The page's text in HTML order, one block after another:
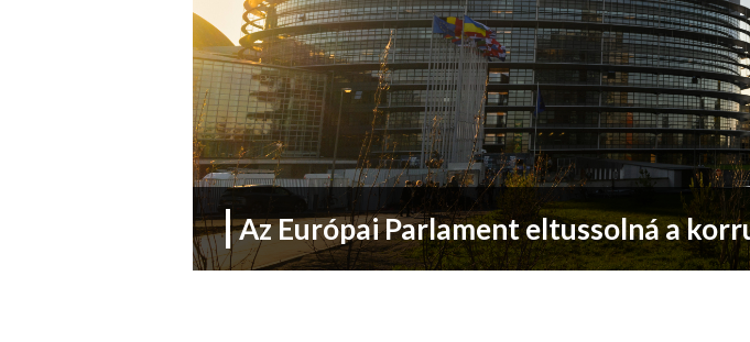
Az Európai Parlament eltussolná a